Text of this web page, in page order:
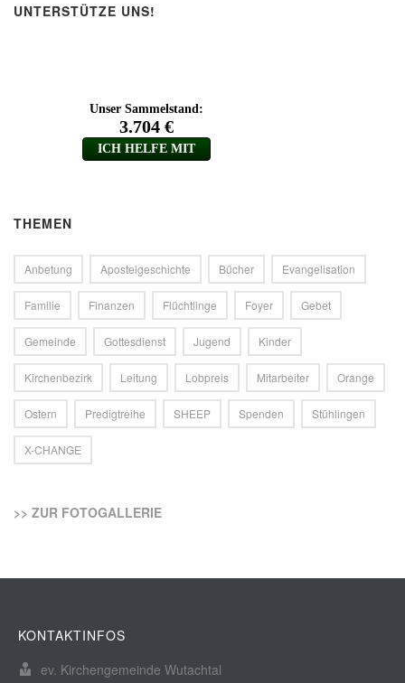
UNTERSTÜTZE UNS!
THEMEN
Anbetung Apostelgeschichte Bücher Evangelisation
Familie Finanzen Flüchtlinge Foyer Gebet
Gemeinde Gottesdienst Jugend Kinder
Kirchenbezirk Leitung Lobpreis Mitarbeiter Orange
Ostern Predigtreihe SHEEP Spenden Stühlingen
X-CHANGE
>> ZUR FOTOGALLERIE
KONTAKTINFOS
ev. Kirchengemeinde Wutachtal